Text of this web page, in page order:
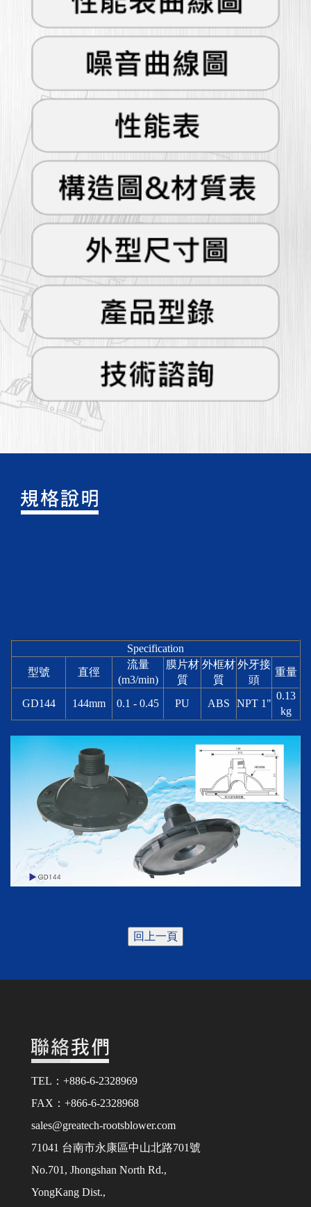
Specification
型號
直徑
流量
(m3/min)
膜片材
質
外框材
質
外牙接
頭
重量
GD144 144mm 0.1 - 0.45 PU ABS NPT 1"
0.13
kg
回上一頁
TEL：+886-6-2328969
FAX：+866-6-2328968
sales@greatech-rootsblower.com
71041 台南市永康區中山北路701號
No.701, Jhongshan North Rd.,
YongKang Dist.,